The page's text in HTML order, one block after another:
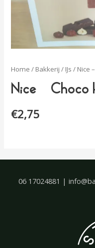
Home / Bakkerij / IJs / Nice
Nice – Choco
€2,75
06 17024881 |